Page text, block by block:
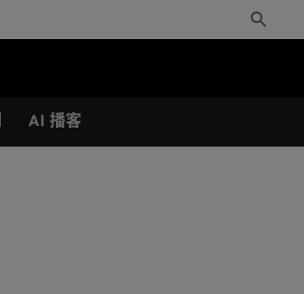
Toggle
Search
AI 播客